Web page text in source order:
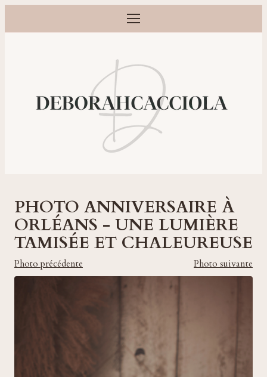
Ouvrir le menu
Photographe grossesse, naissance, bébé et famille à Orléans
PHOTO ANNIVERSAIRE À
ORLÉANS - UNE LUMIÈRE
TAMISÉE ET CHALEUREUSE
Photo précédente Photo suivante